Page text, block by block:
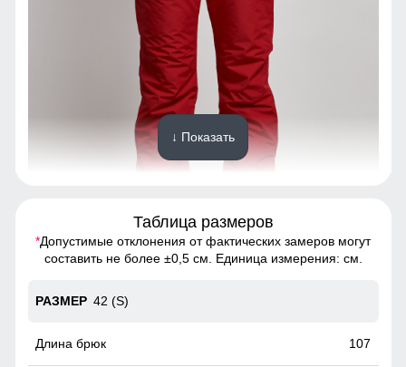
Модель брюк с высокой посадкой на широком эластичном
поясе, в которых любая девушка выглядит притягательно.
Регулируемые съемные бретели
Их назначение объяснять не стоит, просто отметим, что
такое строение как показано на фото, очень удобно,
↓ Показать
Таблица размеров
*Допустимые отклонения от фактических замеров могут
составить не более ±0,5 см. Единица измерения: см.
42 (S)
107